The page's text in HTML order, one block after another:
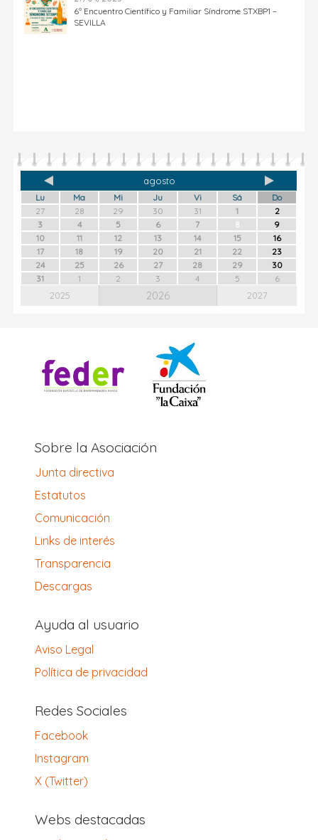
6º Encuentro Científico y Familiar Síndrome STXBP1 –
SEVILLA
agosto
Lu Ma Mi Ju Vi Sá
Do
27
28 29 30 31 1
2
3
4 5 6 7 8
9
10
11 12 13 14 15
16
17
18 19 20 21 22
23
24
25 26 27 28 29
30
31
1 2 3 4 5 6
2025 2026 2027
Sobre la Asociación
Junta directiva
Estatutos
Comunicación
Links de interés
Transparencia
Descargas
Ayuda al usuario
Aviso Legal
Política de privacidad
Redes Sociales
Facebook
Instagram
X (Twitter)
Webs destacadas